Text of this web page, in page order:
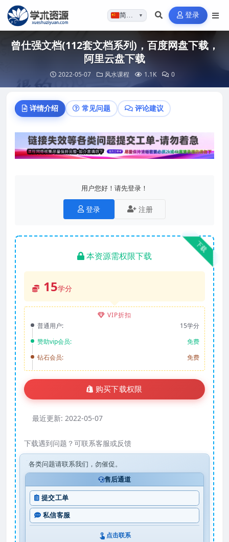
简体…▼ 登录
曾仕强文档(112套文档系列)，百度网盘下载，
阿里云盘下载
2022-05-07 风水课程 1.1K 0
详情介绍 常见问题 评论建议
用户您好！请先登录！
登录 注册
下载
本资源需权限下载
15学分
VIP折扣
普通用户:
15学分
赞助vip会员:
免费
钻石会员:
免费
购买下载权限
最近更新: 2022-05-07
下载遇到问题？可联系客服或反馈
各类问题请联系我们，勿催促。
售后通道
提交工单
私信客服
点击联系